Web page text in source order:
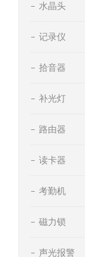
水晶头
记录仪
拾音器
补光灯
路由器
读卡器
考勤机
磁力锁
声光报警